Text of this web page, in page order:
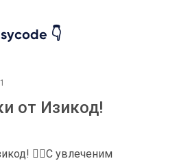
👇
от Изикод!
❤‍🔥С увлеченим